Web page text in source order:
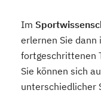
Im
erlernen Sie dann
fortgeschrittenen
Sie können sich
unterschiedlicher